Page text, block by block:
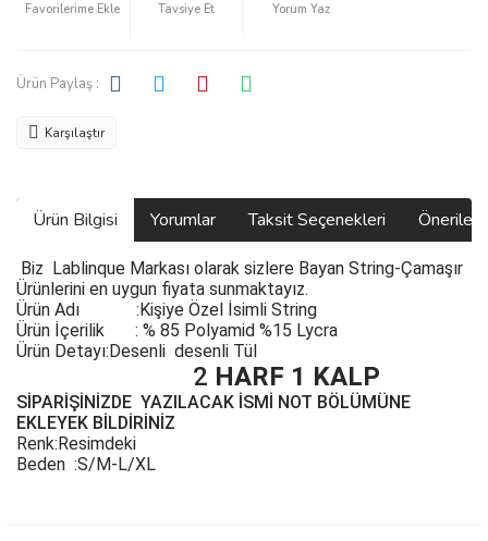
Tavsiye Et Yorum Yaz
Ürün Paylaş :
Karşılaştır
Ürün Bilgisi Yorumlar Taksit Seçenekleri
Biz Lablinque Markası olarak sizlere Bayan String-Çamaşır
Ürünlerini en uygun fiyata sunmaktayız.
Ürün Adı :Kişiye Özel İsimli String
Ürün İçerilik : % 85 Polyamid %15 Lycra
Ürün Detayı:Desenli desenli Tül
2 HARF 1 KALP
SİPARİŞİNİZDE YAZILACAK İSMİ NOT BÖLÜMÜNE
EKLEYEK BİLDİRİNİZ
Renk:Resimdeki
Beden :S/M-L/XL